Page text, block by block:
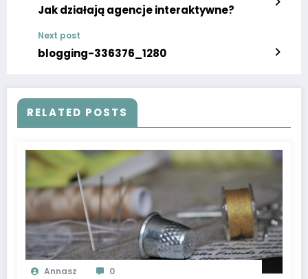
Jak działają agencje interaktywne?
Next post
blogging-336376_1280
RELATED POSTS
Annasz 0